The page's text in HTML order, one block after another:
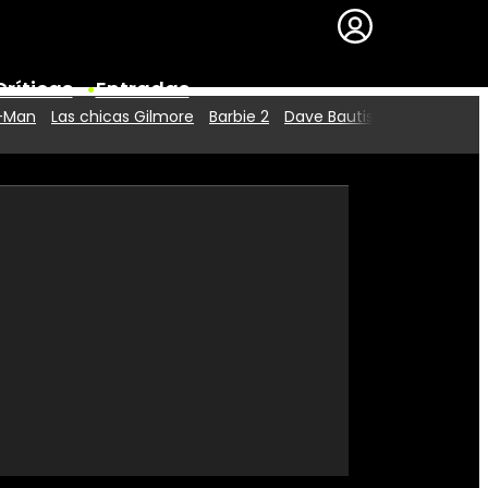
Entradas
Premios
Las chicas Gilmore Barbie 2 Dave Bautista